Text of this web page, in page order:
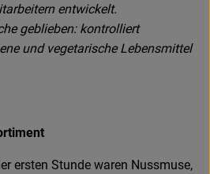
entwickelt.
geblieben: kontrolliert
und vegetarische Lebensmittel
ersten Stunde waren Nussmuse,